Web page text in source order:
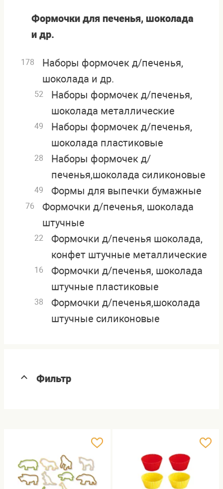
Формочки для печенья, шоколада
и др.
178
Наборы формочек д/печенья,
шоколада и др.
52
Наборы формочек д/печенья,
шоколада металлические
49
Наборы формочек д/печенья,
шоколада пластиковые
28
Наборы формочек д/
печенья,шоколада силиконовые
49 Формы для выпечки бумажные
76
Формочки д/печенья, шоколада
штучные
22
Формочки д/печенья шоколада,
конфет штучные металлические
16
Формочки д/печенья, шоколада
штучные пластиковые
38
Формочки д/печенья,шоколада
штучные силиконовые
Фильтр